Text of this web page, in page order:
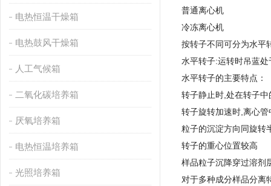
电热恒温干燥箱
电热鼓风干燥箱
人工气候箱
二氧化碳培养箱
厌氧培养箱
电热恒温培养箱
光照培养箱
普通离心机
冷冻离心机
按转子不同可分为水平
水平转子:运转时吊蓝
水平转子的主要特点：
转子静止时,处在转子
转子旋转加速时,离心
粒子的沉淀方向同旋转
转子的重心位置较高
样品粒子沉降穿过溶剂
对于多种成分样品分离